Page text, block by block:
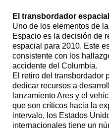
El transbordador espacial
Uno de los elementos de
Espacio es la decisión de
espacial para 2010. Este
consistente con los
accidente del Columbia.
El retiro del transbordador
dedicar recursos a
lanzamiento Ares y el
que son críticos hacia la
intervalo, los Estados
internacionales tiene un